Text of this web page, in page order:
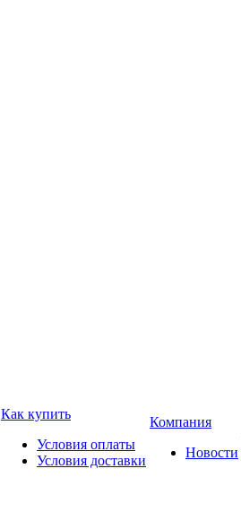
Как купить
Условия оплаты
Условия доставки
Компания
Новости